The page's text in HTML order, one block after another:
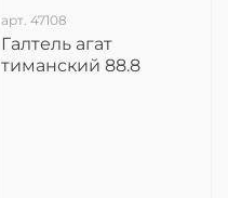
арт. 47108
Галтель агат
тиманский 88.8